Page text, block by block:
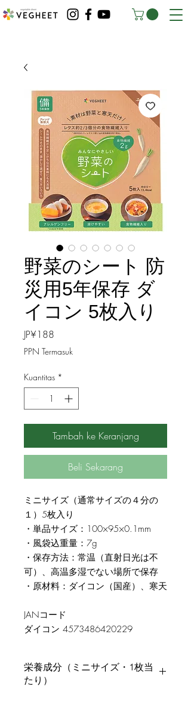
野菜のシート 防
災用5年保存 ダ
イコン 5枚入り
JP¥188
PPN Termasuk
Kuantitas *
Tambah ke Keranjang
Beli Sekarang
ミニサイズ（通常サイズの４分の
１）5枚入り
・単品サイズ：100×95×0.1mm
・風袋込重量：7g
・保存方法：常温（直射日光は不
可）、高温多湿でない場所で保存
・原材料：ダイコン（国産）、寒天
JANコード
ダイコン 4573486420229
栄養成分（ミニサイズ・1枚当
たり）